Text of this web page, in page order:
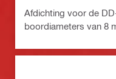
Afdichting voor de
boordiameters van 8